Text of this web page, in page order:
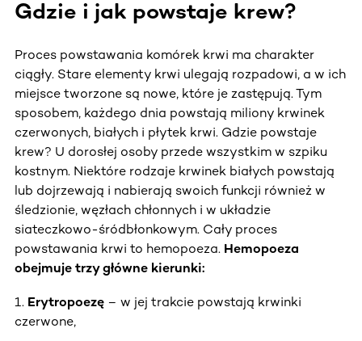
Gdzie i jak powstaje krew?
Proces powstawania komórek krwi ma charakter
ciągły. Stare elementy krwi ulegają rozpadowi, a w ich
miejsce tworzone są nowe, które je zastępują. Tym
sposobem, każdego dnia powstają miliony krwinek
czerwonych, białych i płytek krwi. Gdzie powstaje
krew? U dorosłej osoby przede wszystkim w szpiku
kostnym. Niektóre rodzaje krwinek białych powstają
lub dojrzewają i nabierają swoich funkcji również w
śledzionie, węzłach chłonnych i w układzie
siateczkowo-śródbłonkowym. Cały proces
powstawania krwi to hemopoeza. Hemopoeza
obejmuje trzy główne kierunki:
1. Erytropoezę – w jej trakcie powstają krwinki
czerwone,